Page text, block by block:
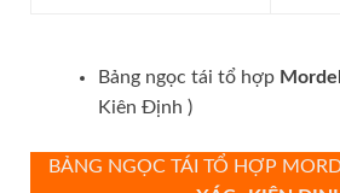
Bảng ngọc tái tổ hợp
Kiên Định )
BẢNG NGỌC TÁI TỔ HỢP